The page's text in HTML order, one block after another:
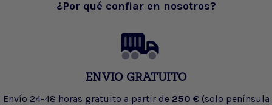
¿Por qué confiar en nosotros?
ENVIO GRATUITO
Envío 24-48 horas gratuito a partir de 250 € (solo península